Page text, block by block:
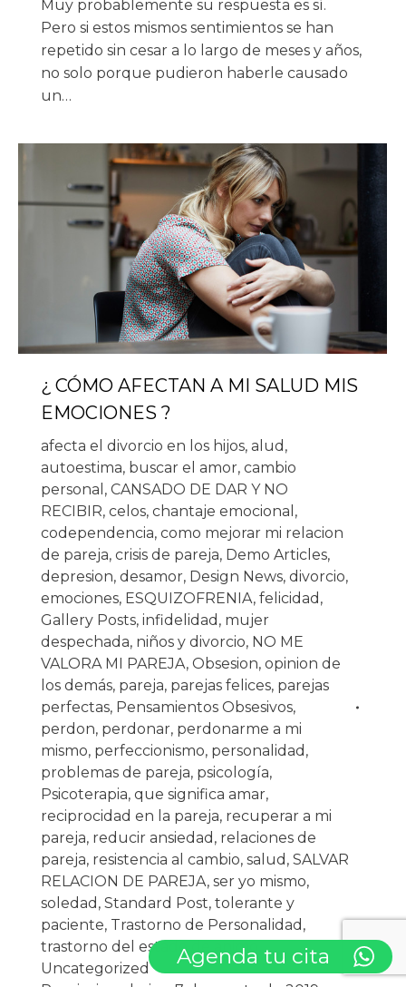
Muy probablemente su respuesta es sí.
Pero si estos mismos sentimientos se han
repetido sin cesar a lo largo de meses y años,
no solo porque pudieron haberle causado
un…
¿ CÓMO AFECTAN A MI SALUD MIS
EMOCIONES ?
afecta el divorcio en los hijos, alud ,
autoestima, buscar el amor, cambio
personal , CANSADO DE DAR Y NO
RECIBIR, celos, chantaje emocional ,
codependencia, como mejorar mi relacion
de pareja, crisis de pareja, Demo Articles,
depresion, desamor, Design News, divorcio,
emociones, ESQUIZOFRENIA, felicidad ,
Gallery Posts, infidelidad , mujer
despechada, niños y divorcio, NO ME
VALORA MI PAREJA, Obsesion, opinion de
los demás, pareja, parejas felices, parejas
perfectas, Pensamientos Obsesivos,
perdon, perdonar, perdonarme a mi
mismo, perfeccionismo, personalidad ,
problemas de pareja, psicología,
Psicoterapia, que significa amar,
reciprocidad en la pareja, recuperar a mi
pareja, reducir ansiedad , relaciones de
pareja, resistencia al cambio, salud , SALVAR
RELACION DE PAREJA, ser yo mismo,
soledad , Standard Post, tolerante y
paciente, Trastorno de Personalidad ,
trastorno del estado de animo
Uncategorized
Agenda tu cita